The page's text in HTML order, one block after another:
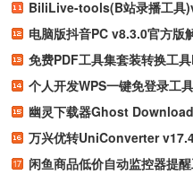
BiliLive-tools(B站录播工具
电脑版抖音PC v8.3.0官方版
免费PDF工具集套装转换工
个人开发WPS一键免登录工
幽灵下载器Ghost
万兴优转UniConverter
闲鱼商品低价自动监控器提